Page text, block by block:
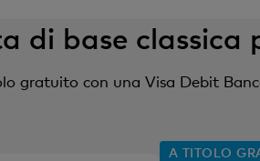
di base classica
gratuito con una Visa Debit
A TITOLO